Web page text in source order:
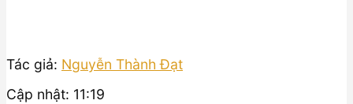
Tác giả: Nguyễn Thành Đạt
Cập nhật: 11:19